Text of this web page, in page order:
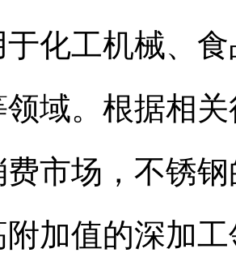
于化工机械、
域。根据相
市场，不锈
附加值的深加